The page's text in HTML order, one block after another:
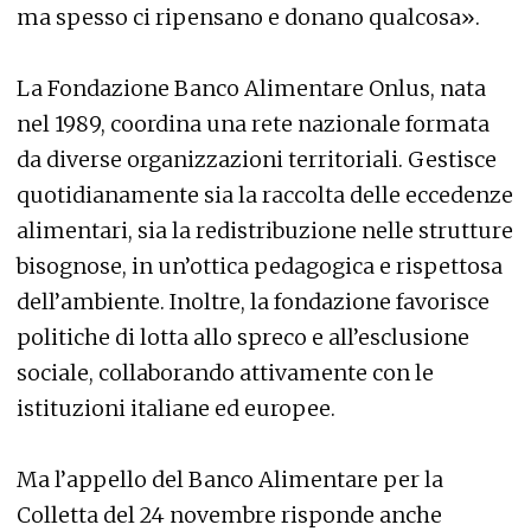
ma spesso ci ripensano e donano qualcosa».
La Fondazione Banco Alimentare Onlus, nata
nel 1989, coordina una rete nazionale formata
da diverse organizzazioni territoriali. Gestisce
quotidianamente sia la raccolta delle eccedenze
alimentari, sia la redistribuzione nelle strutture
bisognose, in un’ottica pedagogica e rispettosa
dell’ambiente. Inoltre, la fondazione favorisce
politiche di lotta allo spreco e all’esclusione
sociale, collaborando attivamente con le
istituzioni italiane ed europee.
Ma l’appello del Banco Alimentare per la
Colletta del 24 novembre risponde anche